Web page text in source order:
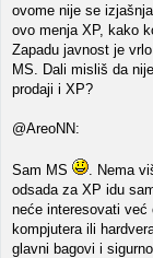
ovome nije se
ovo menja XP, kako
Zapadu javnost je
MS. Dali misliš da
prodaji i XP?
@AreoNN:
Sam MS
. Nema
odsada za XP idu
neće interesovati već
kompjutera ili
glavni bagovi i